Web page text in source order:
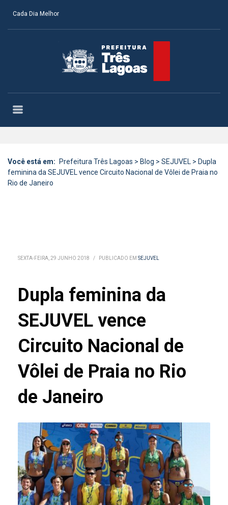
Cada Dia Melhor
Você está em: Prefeitura Três Lagoas > Blog > SEJUVEL > Dupla
feminina da SEJUVEL vence Circuito Nacional de Vôlei de Praia no
Rio de Janeiro
SEXTA-FEIRA, 29 JUNHO 2018 / PUBLICADO EM SEJUVEL
Dupla feminina da
SEJUVEL vence
Circuito Nacional de
Vôlei de Praia no Rio
de Janeiro